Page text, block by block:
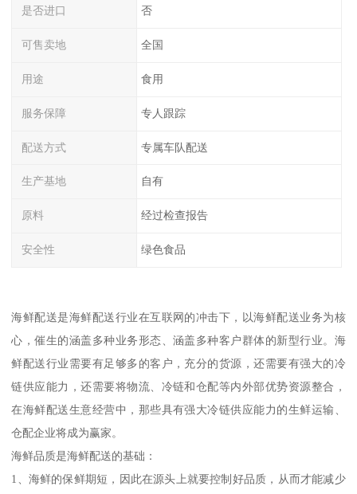
是否进口 否
可售卖地 全国
用途 食用
服务保障 专人跟踪
配送方式 专属车队配送
生产基地 自有
原料 经过检查报告
安全性 绿色食品
海鲜配送是海鲜配送行业在互联网的冲击下，以海鲜配送业务为核
心，催生的涵盖多种业务形态、涵盖多种客户群体的新型行业。海
鲜配送行业需要有足够多的客户，充分的货源，还需要有强大的冷
链供应能力，还需要将物流、冷链和仓配等内外部优势资源整合，
在海鲜配送生意经营中，那些具有强大冷链供应能力的生鲜运输、
仓配企业将成为赢家。
海鲜品质是海鲜配送的基础：
1、海鲜的保鲜期短，因此在源头上就要控制好品质，从而才能减少